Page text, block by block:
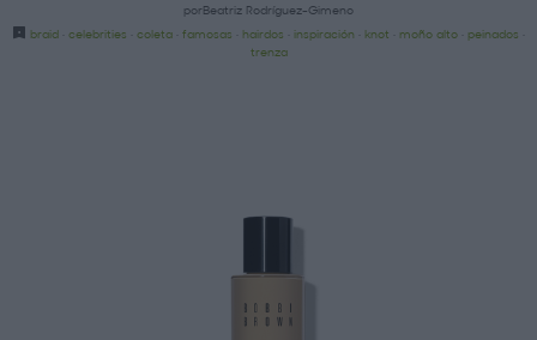
porBeatriz Rodríguez-Gimeno
braid celebrities coleta famosas hairdos inspiración knot moño alto peinados
trenza